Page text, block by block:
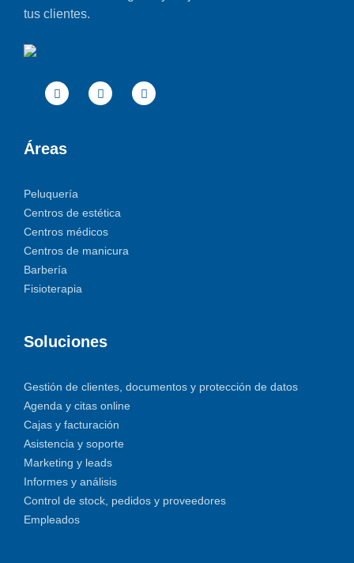
tus clientes.
Áreas
Peluquería
Centros de estética
Centros médicos
Centros de manicura
Barbería
Fisioterapia
Soluciones
Gestión de clientes, documentos y protección de datos
Agenda y citas online
Cajas y facturación
Asistencia y soporte
Marketing y leads
Informes y análisis
Control de stock, pedidos y proveedores
Empleados